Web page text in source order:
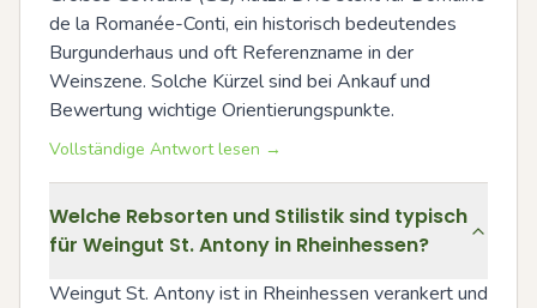
de la Romanée-Conti, ein historisch bedeutendes
Burgunderhaus und oft Referenzname in der
Weinszene. Solche Kürzel sind bei Ankauf und
Bewertung wichtige Orientierungspunkte.
Vollständige Antwort lesen →
Welche Rebsorten und Stilistik sind typisch
für Weingut St. Antony in Rheinhessen?
Weingut St. Antony ist in Rheinhessen verankert und